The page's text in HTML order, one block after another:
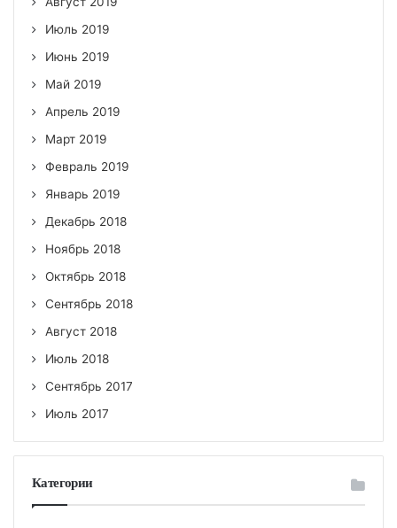
Июль 2019
Июнь 2019
Май 2019
Апрель 2019
Март 2019
Февраль 2019
Январь 2019
Декабрь 2018
Ноябрь 2018
Октябрь 2018
Сентябрь 2018
Август 2018
Июль 2018
Сентябрь 2017
Июль 2017
Категории